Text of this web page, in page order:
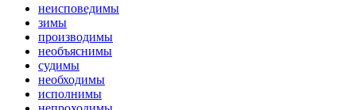
неисповедимы
зимы
производимы
необъяснимы
судимы
необходимы
исполнимы